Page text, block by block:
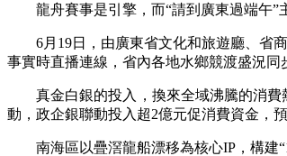
龍舟賽事是引擎，而“請到廣東過端午”主
6月19日，由廣東省文化和旅遊廳、省商
事實時直播連線，省內各地水鄉競渡盛況同
真金白銀的投入，換來全域沸騰的消費熱
動，政企銀聯動投入超2億元促消費資金，
南海區以疊滘龍船漂移為核心IP，構建